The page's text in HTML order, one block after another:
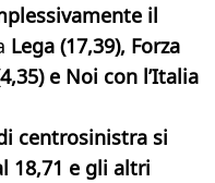
il
Lega (17,39), Forza
e Noi con l’Italia
centrosinistra si
18,71 e gli altri